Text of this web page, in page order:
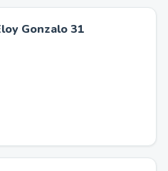
Gonzalo 31